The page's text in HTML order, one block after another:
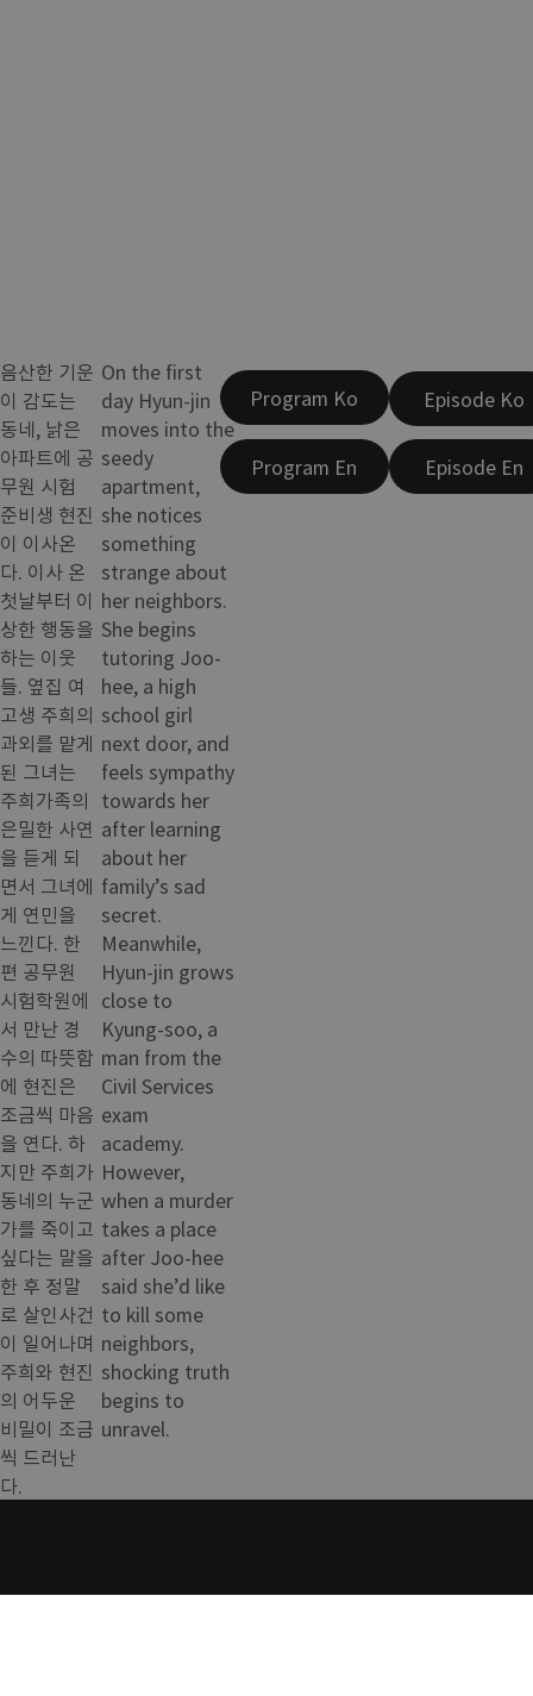
음산한 기운
이 감도는
동네, 낡은
아파트에 공
무원 시험
준비생 현진
이 이사온
다. 이사 온
첫날부터 이
상한 행동을
하는 이웃
들. 옆집 여
고생 주희의
과외를 맡게
된 그녀는
주희가족의
은밀한 사연
을 듣게 되
면서 그녀에
게 연민을
느낀다. 한
편 공무원
시험학원에
서 만난 경
수의 따뜻함
에 현진은
조금씩 마음
을 연다. 하
지만 주희가
동네의 누군
가를 죽이고
싶다는 말을
한 후 정말
로 살인사건
이 일어나며
주희와 현진
의 어두운
비밀이 조금
씩 드러난
다.
On the first
day Hyun-jin
moves into the
seedy
apartment,
she notices
something
strange about
her neighbors.
She begins
tutoring Joo-
hee, a high
school girl
next door, and
feels sympathy
towards her
after learning
about her
family’s sad
secret.
Meanwhile,
Hyun-jin grows
close to
Kyung-soo, a
man from the
Civil Services
exam
academy.
However,
when a murder
takes a place
after Joo-hee
said she’d like
to kill some
neighbors,
shocking truth
begins to
unravel.
Program Ko
Program En
Episode Ko
Episode En